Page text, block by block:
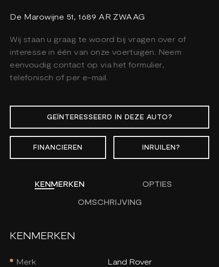
De Marowijne 51, 1689 AR ZWAAG
Wij staan u graag te woord bij vragen over of
interesse in één van onze voertuigen. Neem
eenvoudig contact op via het formulier,
telefonisch of per e-mail.
GEÏNTERESSEERD IN DEZE AUTO?
FINANCIEREN INRUILEN?
KENMERKEN OPTIES
OMSCHRIJVING
KENMERKEN
Merk
Land Rover